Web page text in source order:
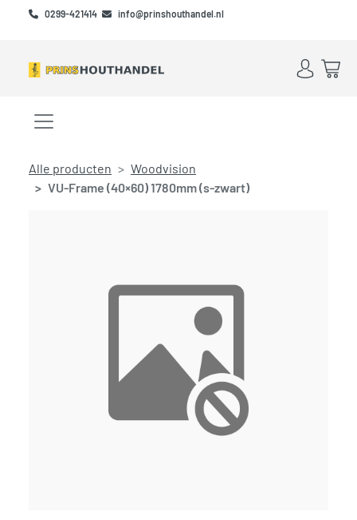
Skip to main content
Skip to footer
0299-421414 info@prinshouthandel.nl
Account
Menu openen/sluiten
Alle producten
Woodvision
VU-Frame (40×60) 1780mm (s-zwart)